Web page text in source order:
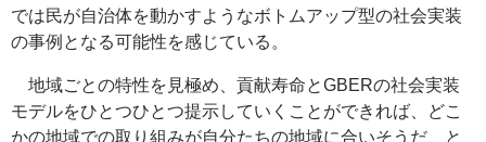
では民が自治体を動かすようなボトムアップ型の社会実装
の事例となる可能性を感じている。
地域ごとの特性を見極め、貢献寿命とGBERの社会実装
モデルをひとつひとつ提示していくことができれば、どこ
かの地域での取り組みが自分たちの地域に合いそうだ、と